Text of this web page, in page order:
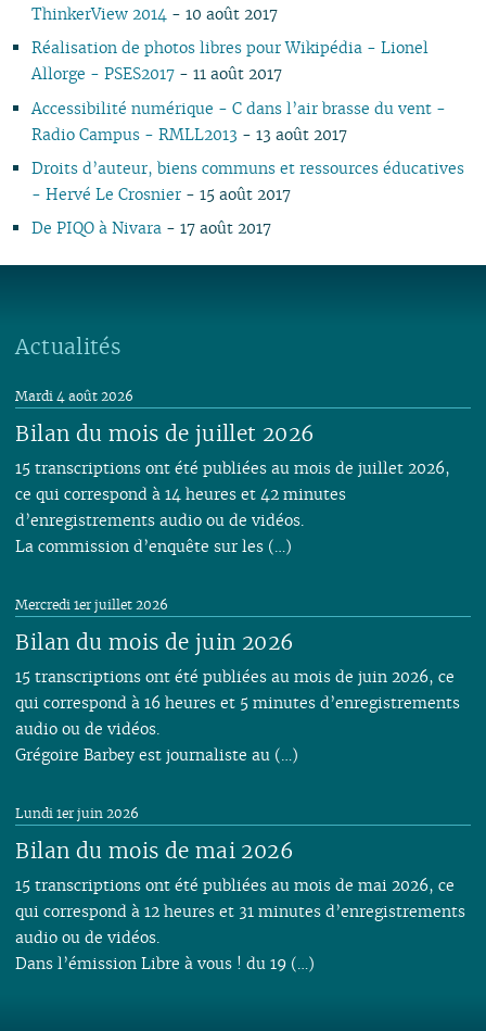
02
01
02
01
ThinkerView 2014- 10 août 2017
Réalisation de photos libres pour Wikipédia - Lionel
Allorge - PSES2017- 11 août 2017
Accessibilité numérique - C dans l’air brasse du vent -
Radio Campus - RMLL2013 - 13 août 2017
Droits d’auteur, biens communs et ressources éducatives
- Hervé Le Crosnier- 15 août 2017
De PIQO à Nivara- 17 août 2017
Actualités
Bilan du mois de juillet 2026
Mardi 4 août 2026
15 transcriptions ont été publiées au mois de juillet 2026,
ce qui correspond à 14 heures et 42 minutes
d’enregistrements audio ou de vidéos.
La commission d’enquête sur les (…)
Bilan du mois de juin 2026
Mercredi 1er juillet 2026
15 transcriptions ont été publiées au mois de juin 2026, ce
qui correspond à 16 heures et 5 minutes d’enregistrements
audio ou de vidéos.
Grégoire Barbey est journaliste au (…)
Bilan du mois de mai 2026
Lundi 1er juin 2026
15 transcriptions ont été publiées au mois de mai 2026, ce
qui correspond à 12 heures et 31 minutes d’enregistrements
audio ou de vidéos.
Dans l’émission Libre à vous ! du 19 (…)